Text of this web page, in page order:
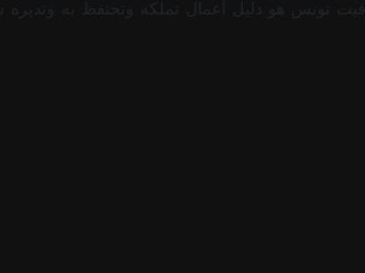
تونس هو دليل أعمال تملكه وتحتفظ به وتديره